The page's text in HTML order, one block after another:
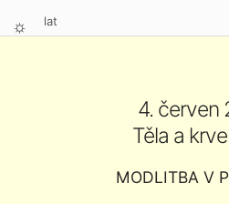
⛭ lat
4. červen
Těla a
MODLITBA V